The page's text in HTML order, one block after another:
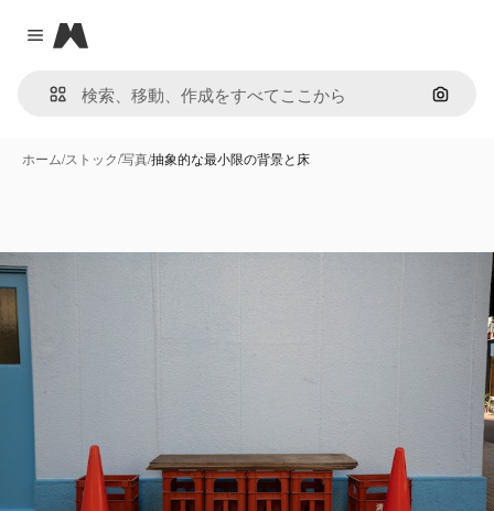
Close menu
Magnific
画像で
ホーム/ストック/写真/抽象的な最小限の背景と床